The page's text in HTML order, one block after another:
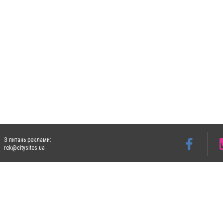
З питань реклами:
rek@citysites.ua